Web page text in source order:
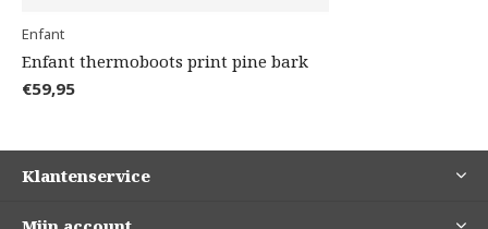
Enfant
Enfant thermoboots print pine bark
€59,95
Klantenservice